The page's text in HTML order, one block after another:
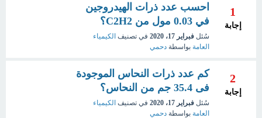
1
إجابة
احسب عدد ذرات الهيدروجين
في 0.03 مول من C2H2؟
سُئل فبراير 17، 2020 في تصنيف الكيمياء
العامة بواسطة دحمي
2
إجابة
كم عدد ذرات النحاس الموجودة
فى 35.4 جم من النحاس؟
سُئل فبراير 17، 2020 في تصنيف الكيمياء
العامة بواسطة دحمي